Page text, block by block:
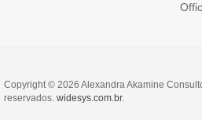
Copyright © 2026 Alexandra Akamine
reservados. widesys.com.br.